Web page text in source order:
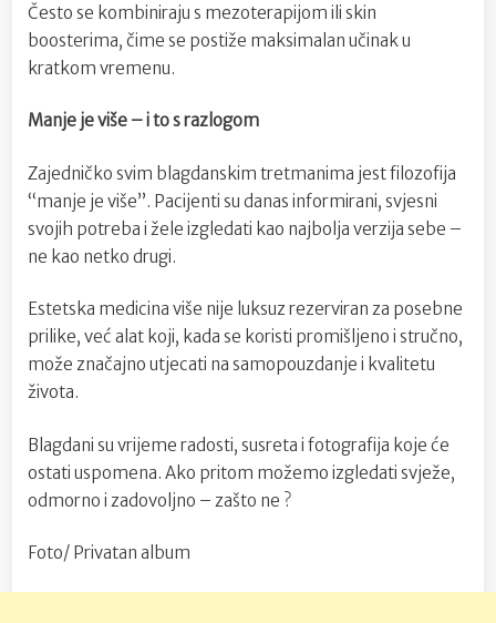
Često se kombiniraju s mezoterapijom ili skin
boosterima, čime se postiže maksimalan učinak u
kratkom vremenu.
Manje je više – i to s razlogom
Zajedničko svim blagdanskim tretmanima jest filozofija
“manje je više”. Pacijenti su danas informirani, svjesni
svojih potreba i žele izgledati kao najbolja verzija sebe –
ne kao netko drugi.
Estetska medicina više nije luksuz rezerviran za posebne
prilike, već alat koji, kada se koristi promišljeno i stručno,
može značajno utjecati na samopouzdanje i kvalitetu
života.
Blagdani su vrijeme radosti, susreta i fotografija koje će
ostati uspomena. Ako pritom možemo izgledati svježe,
odmorno i zadovoljno – zašto ne ?
Foto/ Privatan album